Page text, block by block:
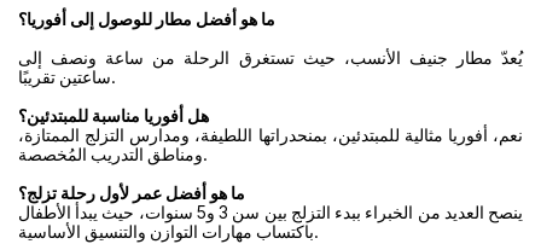
ما هو أفضل مطار للوصول إلى أفوريا؟
يُعدّ مطار جنيف الأنسب، حيث تستغرق الرحلة من ساعة ونصف إلى
ساعتين تقريبًا.
هل أفوريا مناسبة للمبتدئين؟
نعم، أفوريا مثالية للمبتدئين، بمنحدراتها اللطيفة، ومدارس التزلج الممتازة،
ومناطق التدريب المُخصصة.
ما هو أفضل عمر لأول رحلة تزلج؟
ينصح العديد من الخبراء ببدء التزلج بين سن 3 و5 سنوات، حيث يبدأ الأطفال
باكتساب مهارات التوازن والتنسيق الأساسية.